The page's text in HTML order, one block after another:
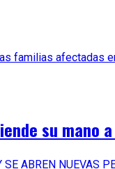
su mano